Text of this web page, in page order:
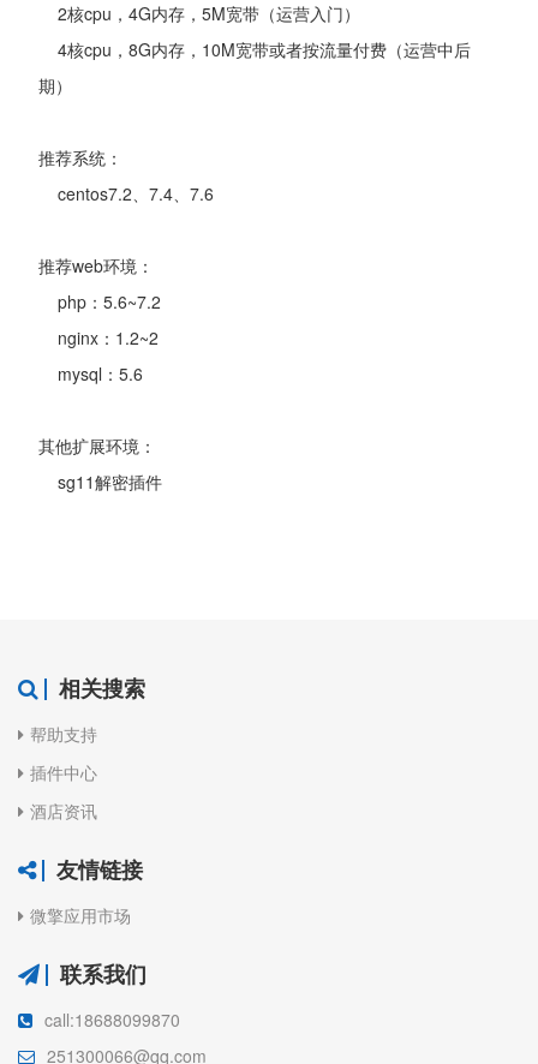
2核cpu，4G内存，5M宽带（运营入门）
4核cpu，8G内存，10M宽带或者按流量付费（运营中后
期）
推荐系统：
centos7.2、7.4、7.6
推荐web环境：
php：5.6~7.2
nginx：1.2~2
mysql：5.6
其他扩展环境：
sg11解密插件
相关搜索
帮助支持
插件中心
酒店资讯
友情链接
微擎应用市场
联系我们
call:18688099870
251300066@qq.com